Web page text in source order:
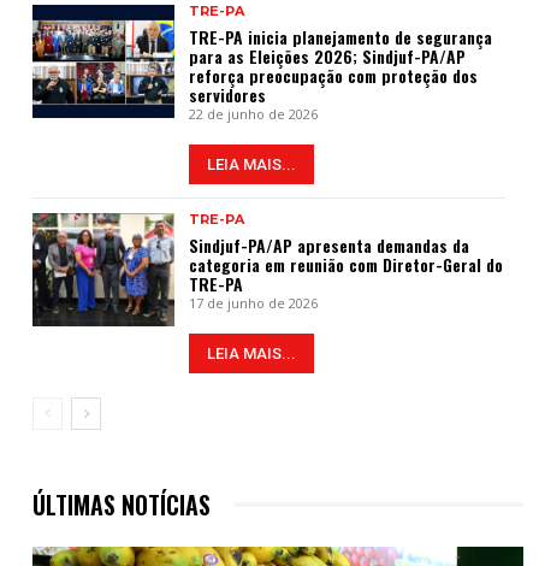
TRE-PA
TRE-PA inicia planejamento de segurança
para as Eleições 2026; Sindjuf-PA/AP
reforça preocupação com proteção dos
servidores
22 de junho de 2026
LEIA MAIS...
TRE-PA
Sindjuf-PA/AP apresenta demandas da
categoria em reunião com Diretor-Geral do
TRE-PA
17 de junho de 2026
LEIA MAIS...
ÚLTIMAS NOTÍCIAS